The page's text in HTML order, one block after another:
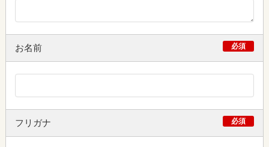
お名前 必須
フリガナ 必須